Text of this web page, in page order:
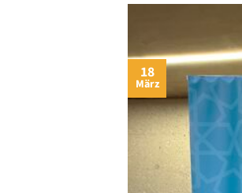
18
März